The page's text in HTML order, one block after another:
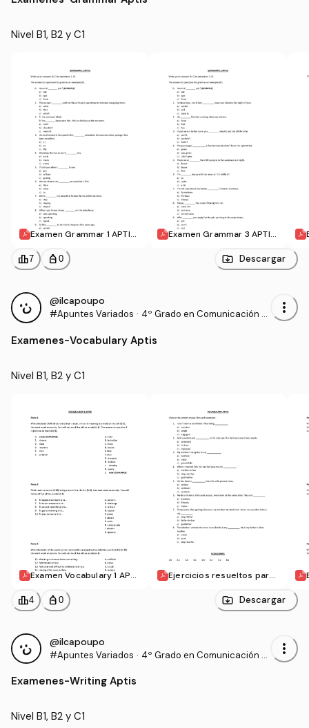
Nivel B1, B2 y C1
Examen Grammar 1 APTIS.
Examen Grammar 3 APTIS.
leaderboard7 personal_bag 0 Descargar
@ilcapoupo
#Apuntes Variados · 4º Grado en Comunicación A
more_vert
Examenes-Vocabulary Aptis
Nivel B1, B2 y C1
Examen Vocabulary 1 APTI
Ejercicios resueltos para
leaderboard4 personal_bag 0 Descargar
@ilcapoupo
#Apuntes Variados · 4º Grado en Comunicación A
more_vert
Examenes-Writing Aptis
Nivel B1, B2 y C1